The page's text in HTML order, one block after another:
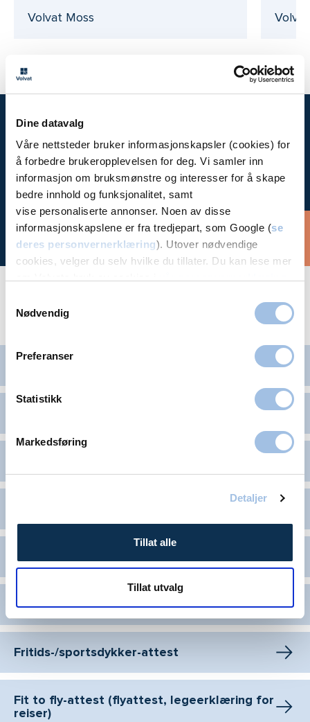
Dine datavalg
Våre nettsteder bruker informasjonskapsler (cookies) for
å forbedre brukeropplevelsen for deg. Vi samler inn
informasjon om bruksmønstre og interesser for å skape
bedre innhold og funksjonalitet, samt
vise personaliserte annonser. Noen av disse
informasjonskapslene er fra tredjepart, som Google (se
deres personvernerklæring). Utover nødvendige
cookies, velger du selv hvilke du tillater. Du kan lese mer
Nødvendig
Preferanser
Statistikk
Markedsføring
Detaljer
Tillat alle
Tillat utvalg
Volvat Moss
Time hos
oss
Bestill time
Helseattester og -sertifikater (legeattest) vi
Yrkes-/redningsdykker-attest
Fritids-/sportsdykker-attest
Fit to fly-attest (flyattest, legeerklæring for
reiser)